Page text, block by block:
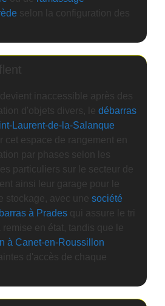
selon la configuration des
inaccessible après des
d'objets divers, le débarras
Laurent-de-la-Salanque
cet espace de rangement en
par phases selon les
particuliers sur le secteur de
ainsi leur garage pour le
stockage, avec une société
à Pradesqui assure le tri
en état, tandis que le
à Canet-en-Roussillon
d'accès de chaque